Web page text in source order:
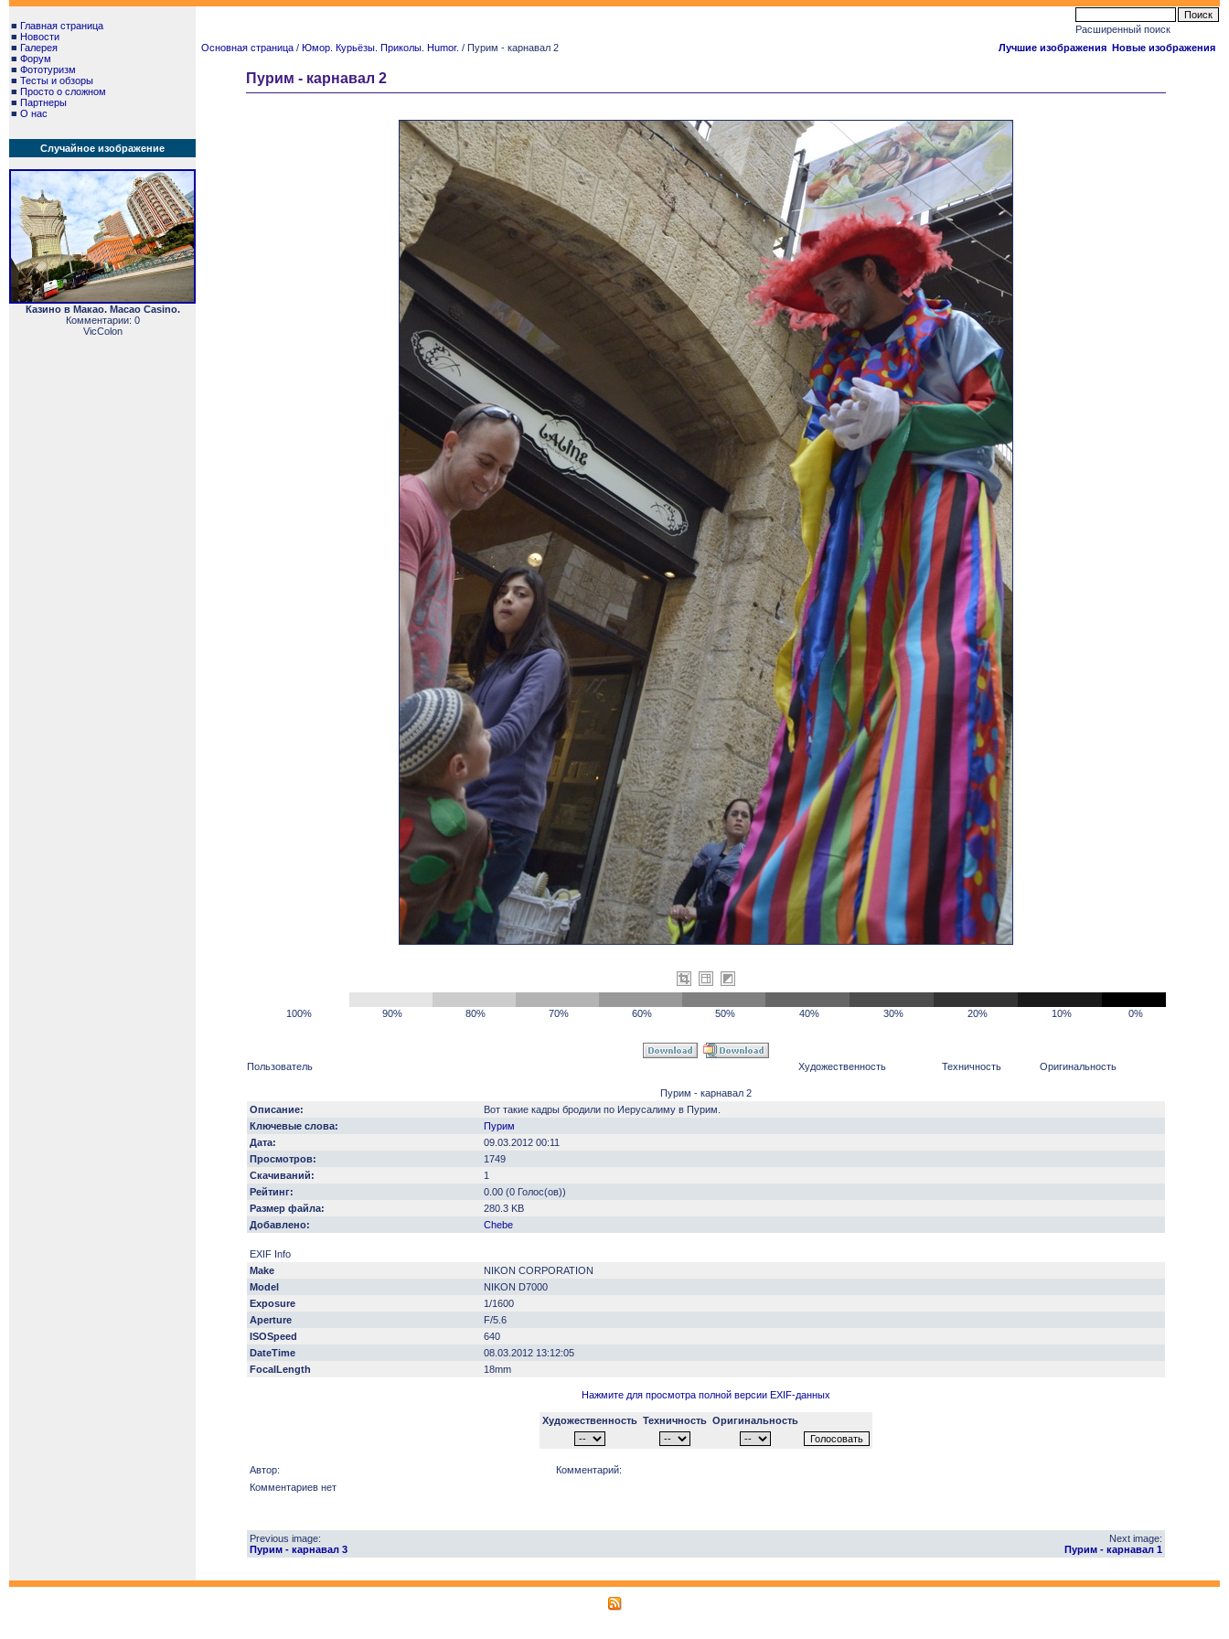
■ Главная страница
■ Новости
■ Галерея
■ Форум
■ Фототуризм
■ Тесты и обзоры
■ Просто о сложном
■ Партнеры
■ О нас
Случайное изображение
Казино в Макао. Macao Casino.
Комментарии: 0
VicColon
Расширенный поиск
Основная страница / Юмор. Курьёзы. Приколы. Humor. / Пурим - карнавал 2 Лучшие изображения Новые изображения
Пурим - карнавал 2
100% 90% 80% 70% 60% 50% 40% 30% 20% 10% 0%
Пользователь Художественность Техничность Оригинальность
Пурим - карнавал 2
Описание:
Вот такие кадры бродили по Иерусалиму в Пурим.
Ключевые слова:
Пурим
Дата:
09.03.2012 00:11
Просмотров:
1749
Скачиваний:
1
Рейтинг:
0.00 (0 Голос(ов))
Размер файла:
280.3 KB
Добавлено:
Chebe
EXIF Info
Make
NIKON CORPORATION
Model
NIKON D7000
Exposure
1/1600
Aperture
F/5.6
ISOSpeed
640
DateTime
08.03.2012 13:12:05
FocalLength
18mm
Нажмите для просмотра полной версии EXIF-данных
Художественность Техничность Оригинальность
Автор:
Комментарий:
Комментариев нет
Previous image:
Пурим - карнавал 3
Next image:
Пурим - карнавал 1